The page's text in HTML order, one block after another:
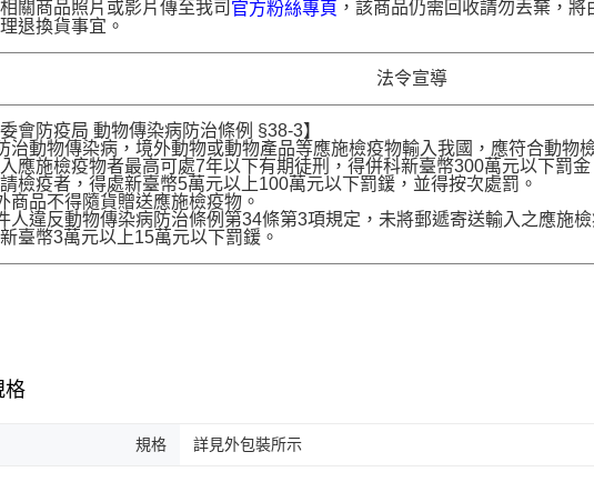
關商品照片或影片傳至我司 官方粉絲專頁 ，該商品仍需回收請勿丟棄，
退換貨事宜。
法令宣導
委會防疫局 動物傳染病防治條例 §38-3】
治動物傳染病，境外動物或動物產品等應施檢疫物輸入我國，應符合動物
應施檢疫物者最高可處7年以下有期徒刑，得併科新臺幣300萬元以下罰
檢疫者，得處新臺幣5萬元以上100萬元以下罰鍰，並得按次處罰。
商品不得隨貨贈送應施檢疫物。
人違反動物傳染病防治條例第34條第3項規定，未將郵遞寄送輸入之應施
臺幣3萬元以上15萬元以下罰鍰。
格
規格 詳見外包裝所示